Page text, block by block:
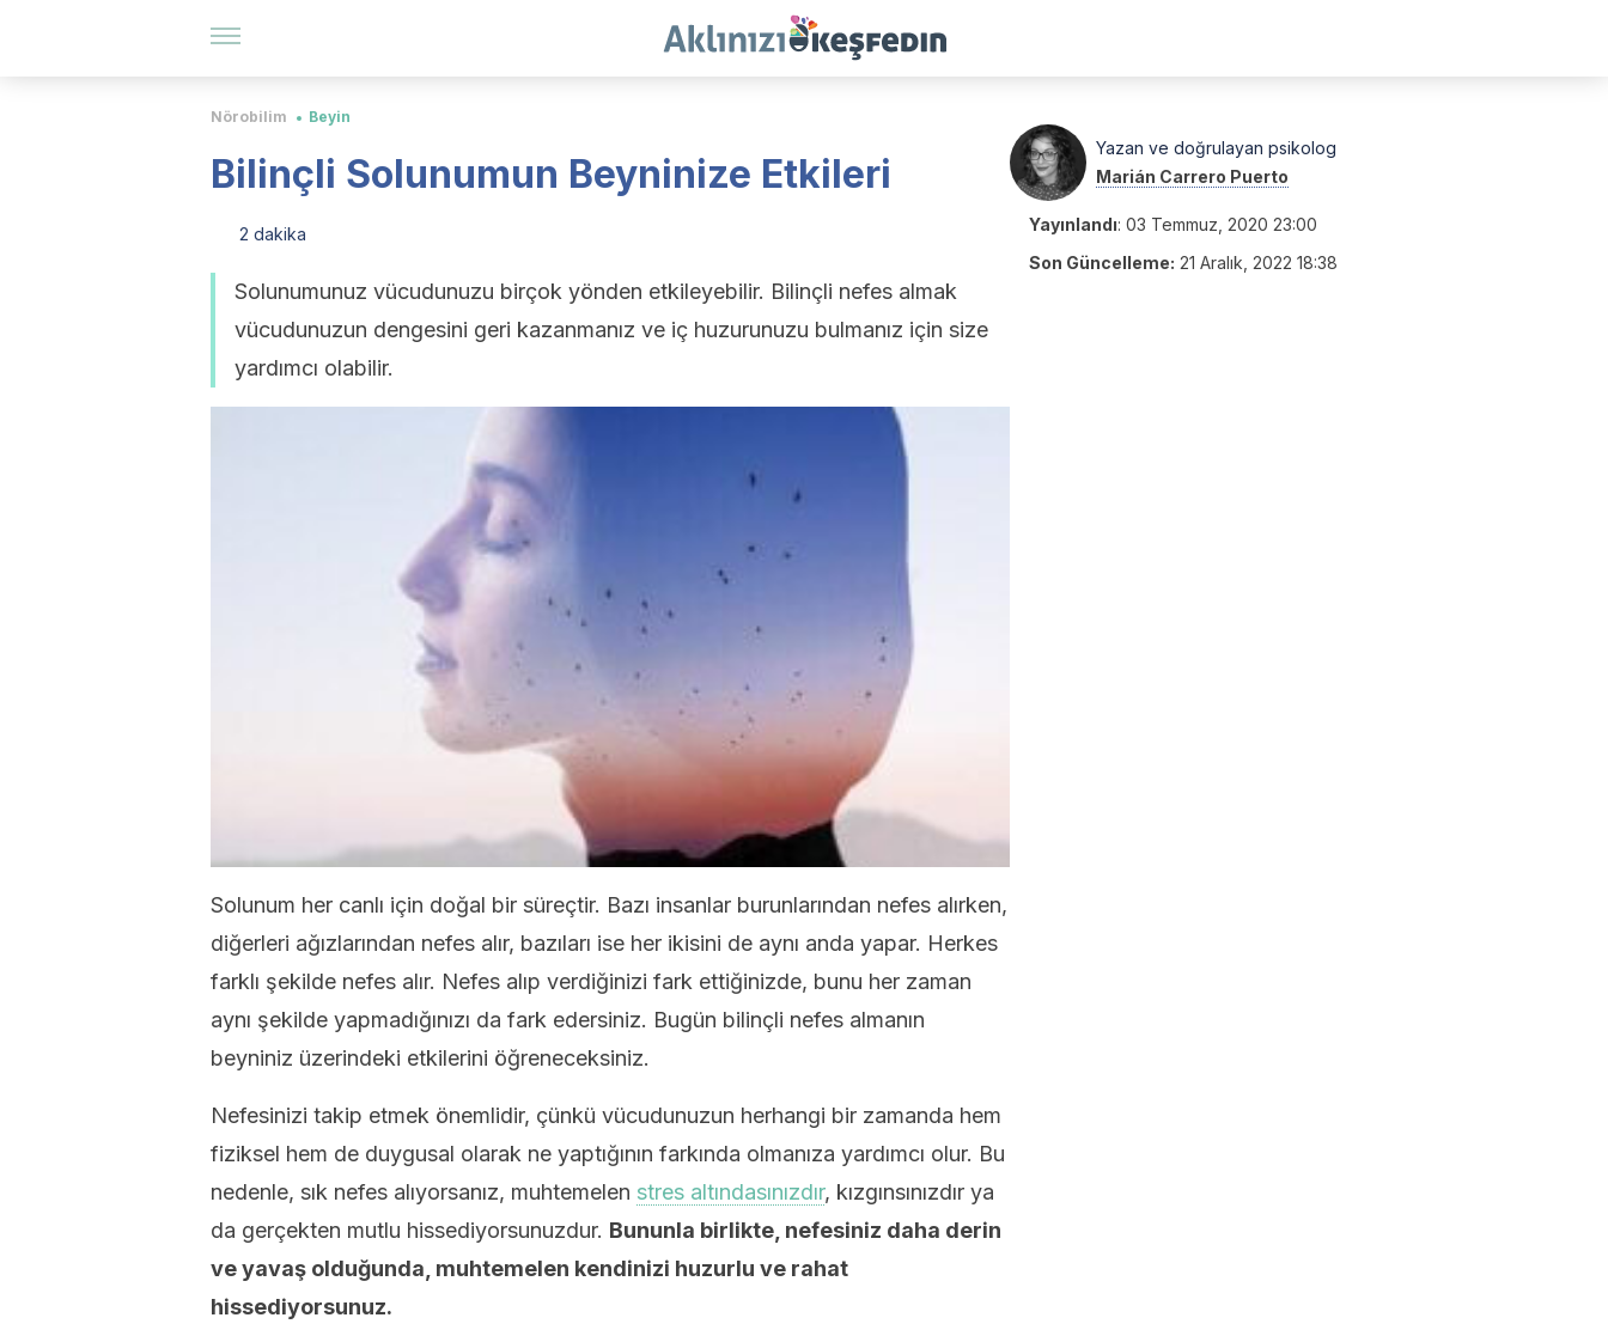
Nörobilim Beyin
Bilinçli Solunumun Beyninize Etkileri
2 dakika
Solunumunuz vücudunuzu birçok yönden etkileyebilir. Bilinçli nefes almak
vücudunuzun dengesini geri kazanmanız ve iç huzurunuzu bulmanız için size
yardımcı olabilir.
Solunum her canlı için doğal bir süreçtir. Bazı insanlar burunlarından nefes alırken,
diğerleri ağızlarından nefes alır, bazıları ise her ikisini de aynı anda yapar. Herkes
farklı şekilde nefes alır. Nefes alıp verdiğinizi fark ettiğinizde, bunu her zaman
aynı şekilde yapmadığınızı da fark edersiniz. Bugün bilinçli nefes almanın
beyniniz üzerindeki etkilerini öğreneceksiniz.
Nefesinizi takip etmek önemlidir, çünkü vücudunuzun herhangi bir zamanda hem
fiziksel hem de duygusal olarak ne yaptığının farkında olmanıza yardımcı olur. Bu
nedenle, sık nefes alıyorsanız, muhtemelen stres altındasınızdır, kızgınsınızdır ya
da gerçekten mutlu hissediyorsunuzdur. Bununla birlikte, nefesiniz daha derin
ve yavaş olduğunda, muhtemelen kendinizi huzurlu ve rahat
hissediyorsunuz.
Yazan ve doğrulayan psikolog
Marián Carrero Puerto
Yayınlandı: 03 Temmuz, 2020 23:00
Son Güncelleme: 21 Aralık, 2022 18:38